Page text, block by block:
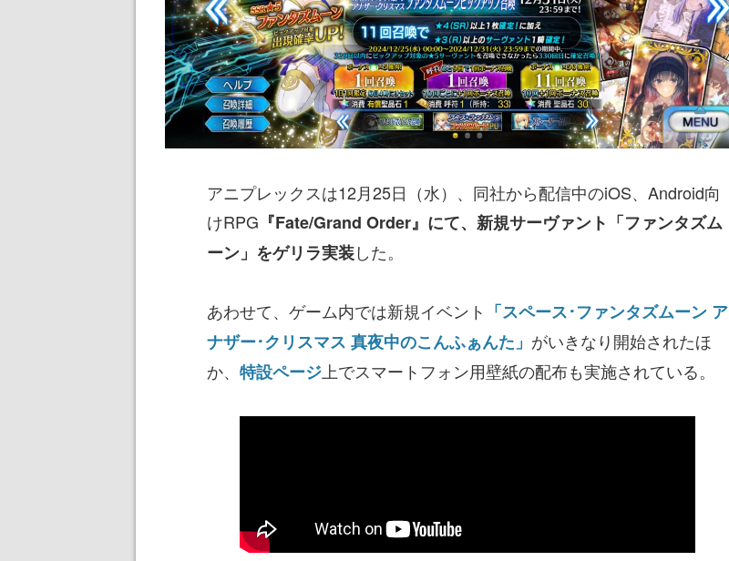
アニプレックスは12月25日（水）、同社から配信中のiOS、Android向
けRPG 『Fate/Grand Order』にて、新規サーヴァント「ファンタズム
ーン」をゲリラ実装した。
あわせて、ゲーム内では新規イベント 「スペース･ファンタズムーン ア
ナザー･クリスマス 真夜中のこんふぁんた」 がいきなり開始されたほ
か、 特設ページ上でスマートフォン用壁紙の配布も実施されている。